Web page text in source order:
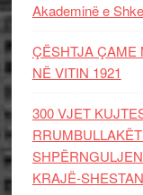
Akademinë e
ÇËSHTJA ÇAME
NË VITIN 1921
300 VJET
KRAJË-